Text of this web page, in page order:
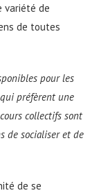
variété de
de toutes
pour les
préfèrent une
collectifs sont
de socialiser et de
de se